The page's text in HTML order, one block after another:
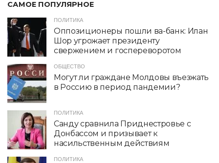
САМОЕ ПОПУЛЯРНОЕ
ПОЛИТИКА
Оппозиционеры пошли ва-банк: Илан
Шор угрожает президенту
свержением и госпереворотом
ОБЩЕСТВО
Могут ли граждане Молдовы въезжать
в Россию в период пандемии?
ПОЛИТИКА
Санду сравнила Приднестровье с
Донбассом и призывает к
насильственным действиям
ПОЛИТИКА